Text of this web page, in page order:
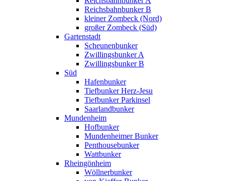
Reichsbahnbunker B
kleiner Zombeck (Nord)
großer Zombeck (Süd)
Gartenstadt
Scheunenbunker
Zwillingsbunker A
Zwillingsbunker B
Süd
Hafenbunker
Tiefbunker Herz-Jesu
Tiefbunker Parkinsel
Saarlandbunker
Mundenheim
Hofbunker
Mundenheimer Bunker
Penthousebunker
Wattbunker
Rheingönheim
Wöllnerbunker